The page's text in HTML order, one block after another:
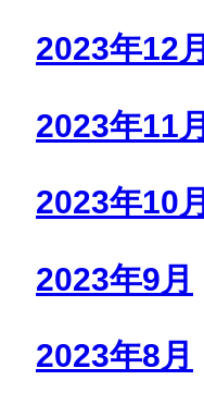
2023年12月
2023年11月
2023年10月
2023年9月
2023年8月